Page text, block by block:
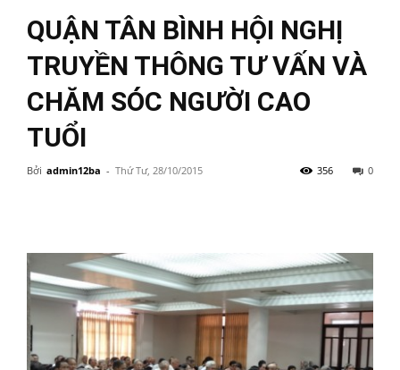
QUẬN TÂN BÌNH HỘI NGHỊ
TRUYỀN THÔNG TƯ VẤN VÀ
CHĂM SÓC NGƯỜI CAO
TUỔI
Bởi admin12ba - Thứ Tư, 28/10/2015 0
356